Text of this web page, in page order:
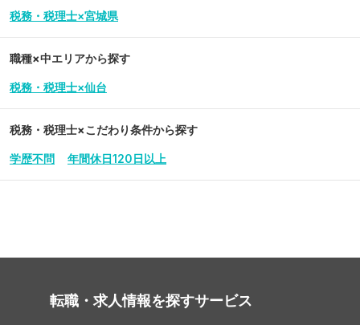
税務・税理士×宮城県
職種×中エリアから探す
税務・税理士×仙台
税務・税理士×こだわり条件から探す
学歴不問 年間休日120日以上
転職・求人情報を探すサービス